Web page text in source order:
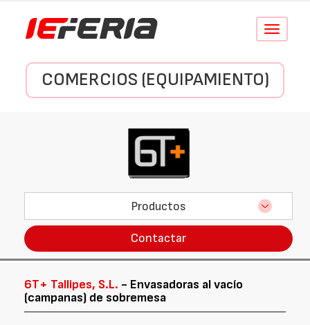
Conmutar
COMERCIOS (EQUIPAMIENTO)
Productos
Contactar
6T+ Tallipes, S.L. - Envasadoras al vacío
(campanas) de sobremesa